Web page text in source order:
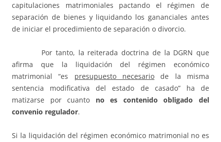
capitulaciones matrimoniales pactando el régimen de
separación de bienes y liquidando los gananciales antes
de iniciar el procedimiento de separación o divorcio.
Por tanto, la reiterada doctrina de la DGRN que
afirma que la liquidación del régimen económico
matrimonial “es presupuesto necesario de la misma
sentencia modificativa del estado de casado” ha de
matizarse por cuanto no es contenido obligado del
convenio regulador.
Si la liquidación del régimen económico matrimonial no es